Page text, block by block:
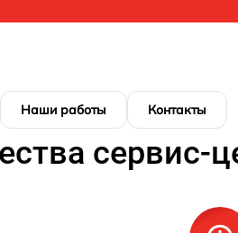
Наши работы Контакты
сервис-